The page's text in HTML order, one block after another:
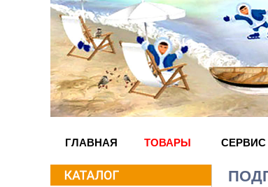
ГЛАВНАЯ ТОВАРЫ СЕРВИС